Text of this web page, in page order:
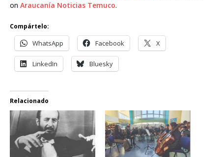
on Araucanía Noticias Temuco.
Compártelo:
WhatsApp Facebook X
LinkedIn Bluesky
Relacionado